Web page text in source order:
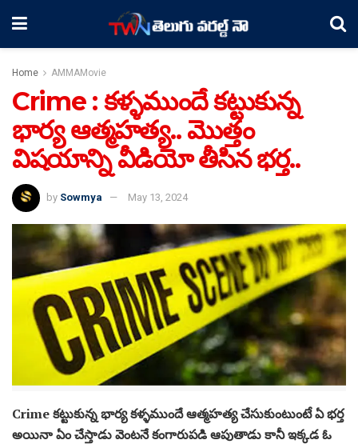
Home AMMAMovie
Crime : కళ్ళముందే కట్టుకున్న
భార్య ఆత్మహత్య.. మొత్తం
విషయాన్ని వీడియో తీసిన భర్త..
by Sowmya May 13, 2024
Crime కట్టుకున్న భార్య కళ్ళముందే ఆత్మహత్య చేసుకుంటుంటే ఏ భర్త
అయినా ఏం చేస్తాడు వెంటనే కంగారుపడి ఆపుతాడు కానీ ఇక్కడ ఓ